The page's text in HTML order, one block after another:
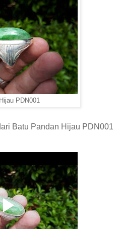
PDN001
Batu Pandan Hijau PDN001